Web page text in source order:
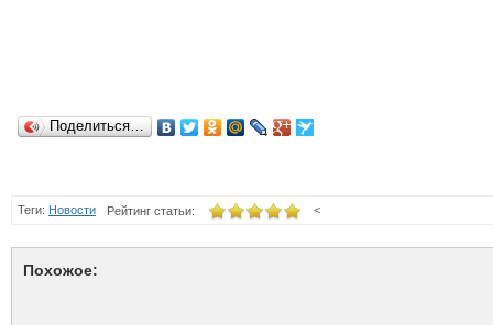
Поделиться…
Теги: Новости <
Рейтинг статьи:
Похожое: